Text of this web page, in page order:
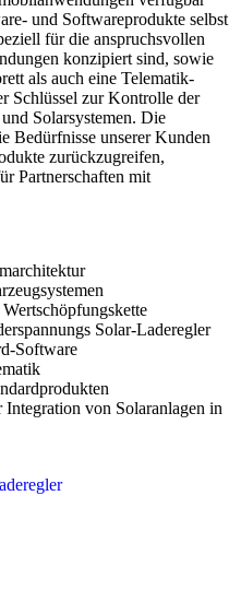
und Softwareprodukte selbst
für die anspruchsvollen
konzipiert sind, sowie
als auch eine Telematik-
Schlüssel zur Kontrolle der
Solarsystemen. Die
Bedürfnisse unserer Kunden
zurückzugreifen,
Partnerschaften mit
Solar-Laderegler
Software
von Solaranlagen in